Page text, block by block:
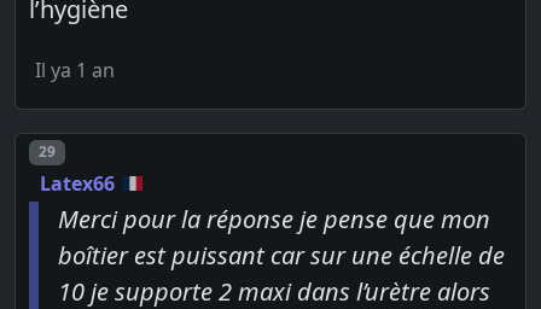
l’hygiène
Il ya 1 an
Post number
29
Latex66
Merci pour la réponse je pense que mon
boîtier est puissant car sur une échelle de
10 je supporte 2 maxi dans l’urètre alors